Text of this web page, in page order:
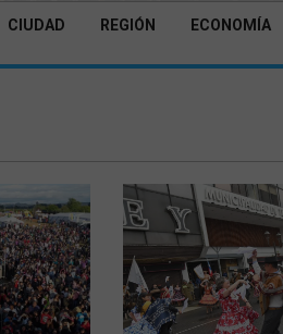
CIUDAD REGIÓN ECONOMÍA